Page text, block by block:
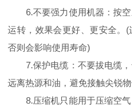
6.不要强力使用机器：按空
运转，效果会更好、更安全。(
否则会影响使用寿命)
7.保护电缆：不要拔电缆，
远离热源和油，避免接触尖锐物
8.压缩机只能用于压缩空气